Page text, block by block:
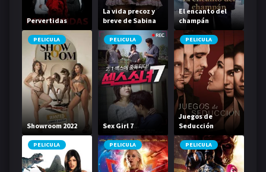
Pervertidas
La vida precoz y
breve de Sabina
Rivas
El encanto del
champán
PELICULA
Showroom 2022
PELICULA
Sex Girl 7
PELICULA
Juegos de
Seducción
PELICULA PELICULA PELICULA